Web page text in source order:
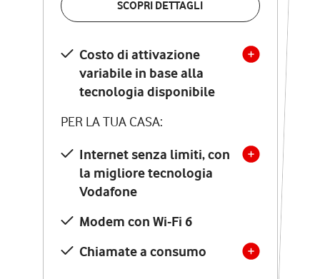
SCOPRI DETTAGLI
Costo di attivazione
variabile in base alla
tecnologia disponibile
PER LA TUA CASA:
Internet senza limiti, con
la migliore tecnologia
Vodafone
Modem con Wi-Fi 6
Chiamate a consumo
Costo di attivazione
variabile in base alla
tecnologia disponibile
PER LA TUA CASA:
Internet senza limiti, con
la migliore tecnologia
Vodafone
Modem Seven con Wi-Fi 7
Chiamate illimitate verso
numeri fissi e mobili
nazionali